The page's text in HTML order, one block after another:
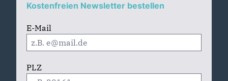
Kostenfreien Newsletter bestellen
E-Mail
PLZ